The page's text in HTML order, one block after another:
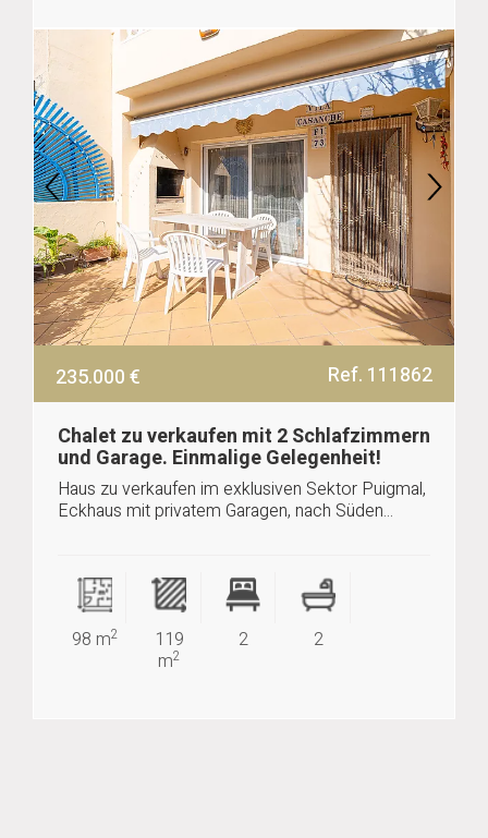
235.000 € Ref. 111862
Chalet zu verkaufen mit 2 Schlafzimmern
und Garage. Einmalige Gelegenheit!
Haus zu verkaufen im exklusiven Sektor Puigmal,
Eckhaus mit privatem Garagen, nach Süden...
98 m2
119
m2
2 2